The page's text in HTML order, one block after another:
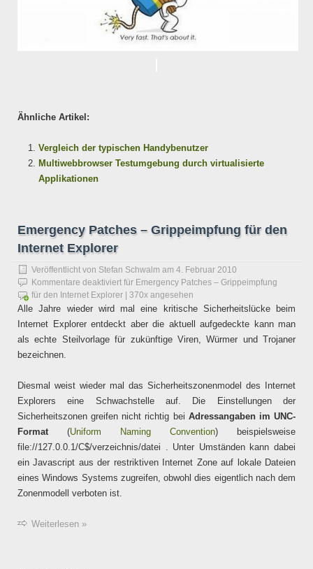
Ähnliche Artikel:
Vergleich der typischen Handybenutzer
Multiwebbrowser Testumgebung durch virtualisierte
Applikationen
Emergency Patches – Grippeimpfung für den
Internet Explorer
Veröffentlicht von Stefan Schwalm am 4. Februar 2010
Kommentare deaktiviert für Emergency Patches – Grippeimpfung
für den Internet Explorer | 370x angesehen
Alle Jahre wieder wird mal eine kritische Sicherheitslücke beim
Internet Explorer entdeckt aber die aktuell aufgedeckte kann man
als echte Steilvorlage für zukünftige Viren, Würmer und Trojaner
bezeichnen.
Diesmal weist wieder mal das Sicherheitszonenmodel des Internet
Explorers eine Schwachstelle auf. Die Einstellungen der
Sicherheitszonen greifen nicht richtig bei Adressangaben im UNC-
Format (Uniform Naming Convention) beispielsweise
file://127.0.0.1/C$/verzeichnis/datei . Unter Umständen kann dabei
ein Javascript aus der restriktiven Internet Zone auf lokale Dateien
eines Windows Systems zugreifen, obwohl dies eigentlich nach dem
Zonenmodell verboten ist.
Weiterlesen »